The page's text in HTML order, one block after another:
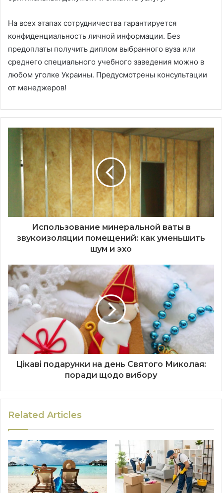
На всех этапах сотрудничества гарантируется
конфиденциальность личной информации. Без
предоплаты получить диплом выбранного вуза или
среднего специального учебного заведения можно в
любом уголке Украины. Предусмотрены консультации
от менеджеров!
Использование минеральной ваты в
звукоизоляции помещений: как уменьшить
шум и эхо
Цікаві подарунки на день Святого Миколая:
поради щодо вибору
Related Articles